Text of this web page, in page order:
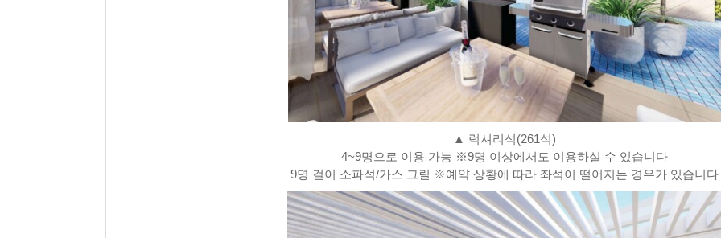
▲ 럭셔리석(261석)
4~9명으로 이용 가능 ※9명 이상에서도 이용하실 수 있습니다
9명 걸이 소파석/가스 그릴 ※예약 상황에 따라 좌석이 떨어지는 경우가 있습니다